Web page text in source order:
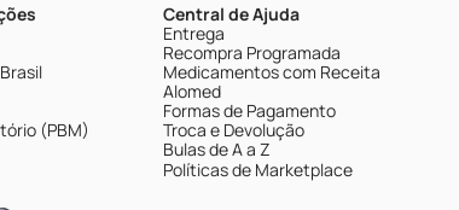
(PBM)
Central de Ajuda
Entrega
Recompra Programada
Medicamentos com Receita
Alomed
Formas de Pagamento
Troca e Devolução
Bulas de A a Z
Políticas de Marketplace